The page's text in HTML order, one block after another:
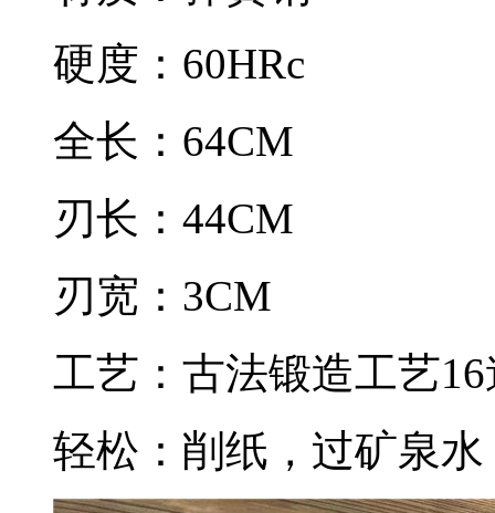
硬度：60HRc
全长：64CM
刃长：44CM
刃宽：3CM
工艺：古法锻造工艺
轻松：削纸，过矿泉